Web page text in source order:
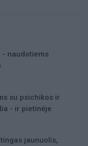
- naudotiems
su psichikos ir
- ir pietinėje
jaunuolis,